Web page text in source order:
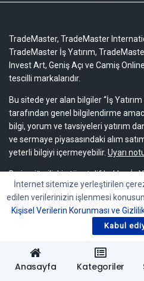
TradeMaster, TradeMaster
TradeMaster İş Yatırım,
Invest Art, Geniş Açı ve Camiş
tescilli markalarıdır.
Bu sitede yer alan bilgiler “İş
tarafından genel bilgilendirme amacı
bilgi, yorum ve tavsiyeleri yatırım
ve sermaye piyasasındaki alım
yeterli bilgiyi içermeyebilir. Uyarı
Bu içeriğe ilişkin tüm telif hakları İş
aittir. Bu içerik, açık iznimiz
herhangi bir amaçla, kısmen veya
dağıtılamaz, yayımlanamaz veya
İnternet sitemize yerleştirilen
edilen verilerinizin işlenmesi
Kişisel Verilerin Korunması ve
Kabul
Anasayfa Kategoriler